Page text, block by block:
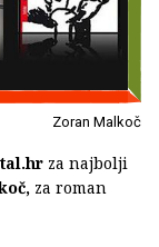
Zoran Malkoč
za najbolji
za roman